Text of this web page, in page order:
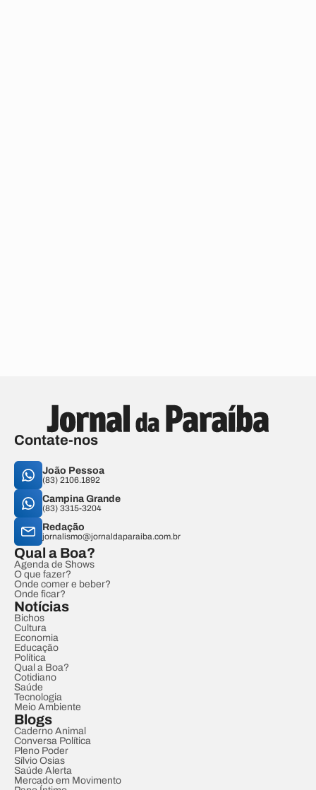
Contate-nos
João Pessoa
(83) 2106.1892
Campina Grande
(83) 3315-3204
Redação
jornalismo@jornaldaparaiba.com.br
Qual a Boa?
Agenda de Shows
O que fazer?
Onde comer e beber?
Onde ficar?
Notícias
Bichos
Cultura
Economia
Educação
Política
Qual a Boa?
Cotidiano
Saúde
Tecnologia
Meio Ambiente
Blogs
Caderno Animal
Conversa Política
Pleno Poder
Sílvio Osias
Saúde Alerta
Mercado em Movimento